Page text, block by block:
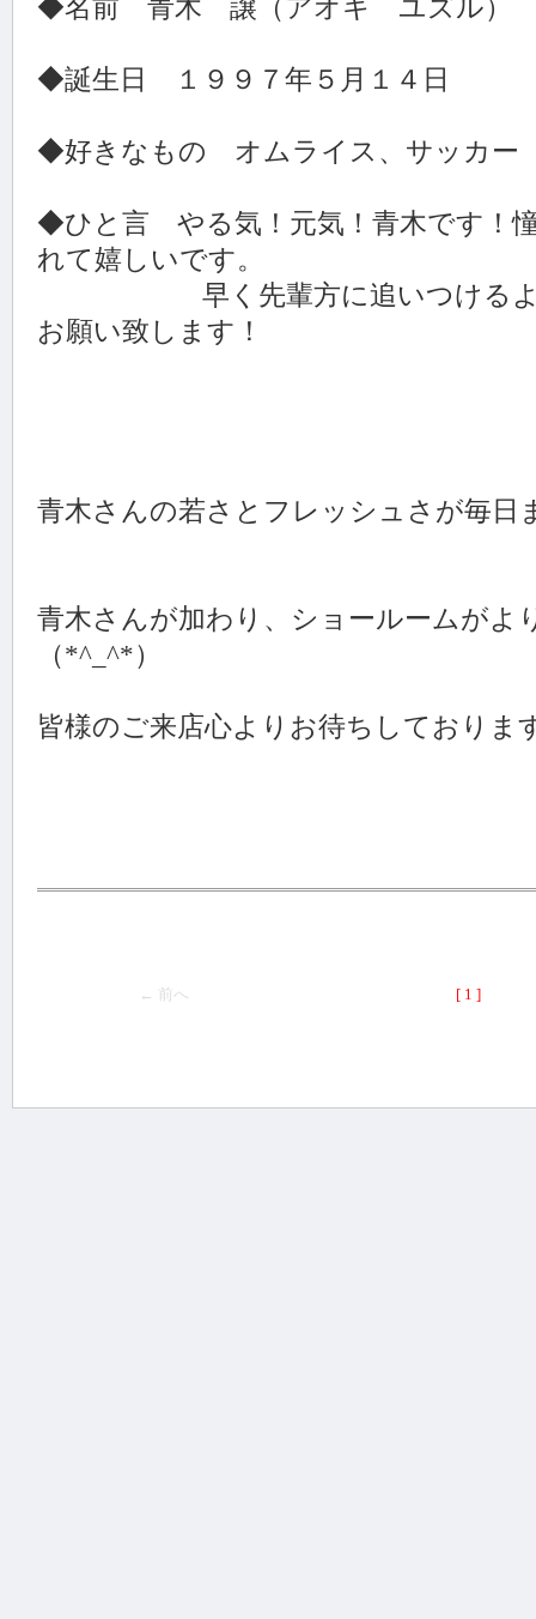
◆名前 青木 譲（アオキ ユズル）
◆誕生日 １９９７年５月１４日
◆好きなもの オムライス、サッカー
◆ひと言 やる気！元気！青木です！
れて嬉しいです。
早く先輩方に追いつけるよう
お願い致します！
青木さんの若さとフレッシュさが毎日
青木さんが加わり、ショールームがよ
（*^_^*）
皆様のご来店心よりお待ちしておりま
← 前へ [ 1 ]